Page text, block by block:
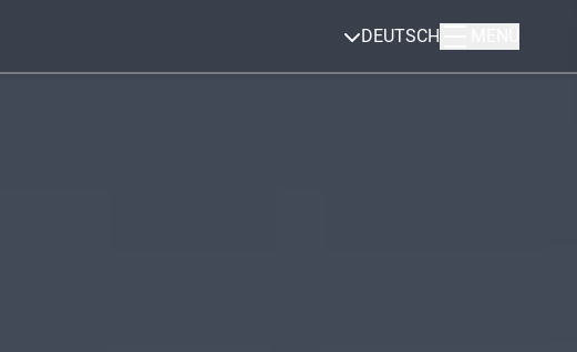
DEUTSCH